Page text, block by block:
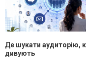
Де шукати аудиторію,
дивують